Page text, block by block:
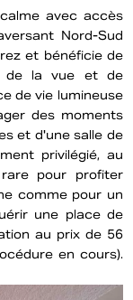
avec accès
Nord-Sud
et bénéficie de
de la vue et de
de vie lumineuse
des moments
et d'une salle de
privilégié, au
pour profiter
comme pour un
une place de
au prix de 56
en cours).